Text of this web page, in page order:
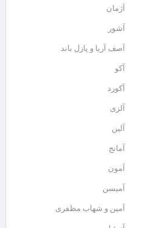
آژمان
آشور
آصف آریا و پازل باند
آکو
آکورد
آلزی
آلین
آمانج
آمون
آمیسن
آمین و شهاب مظفری